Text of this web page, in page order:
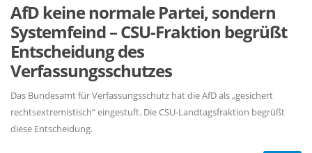
AfD keine normale Partei, sondern
Systemfeind – CSU-Fraktion begrüßt
Entscheidung des
Verfassungsschutzes
Das Bundesamt für Verfassungsschutz hat die AfD als „gesichert
rechtsextremistisch“ eingestuft. Die CSU-Landtagsfraktion begrüßt
diese Entscheidung.